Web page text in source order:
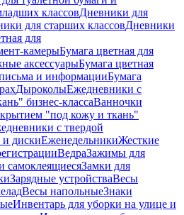
классовДневники для
для старших классовДневники
для
камерыБумага цветная для
аксессуарыБумага цветная
и информацииБумага
ДыроколыЕжедневники с
бизнес-классаВанночки
"под кожу и ткань"
с твердой
дискиЕженедельникиЖесткие
ВедраЗажимы для
самоклеящиесяЗамки для
Зарядные устройстваВесы
Весы напольныеЗнаки
Инвентарь для уборки на улице и